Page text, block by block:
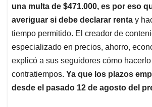
una multa de $471.000, es por eso
averiguar si debe declarar renta y
tiempo permitido. El creador de
especializado en precios, ahorro,
explicó a sus seguidores cómo
contratiempos. Ya que los plazos
desde el pasado 12 de agosto del